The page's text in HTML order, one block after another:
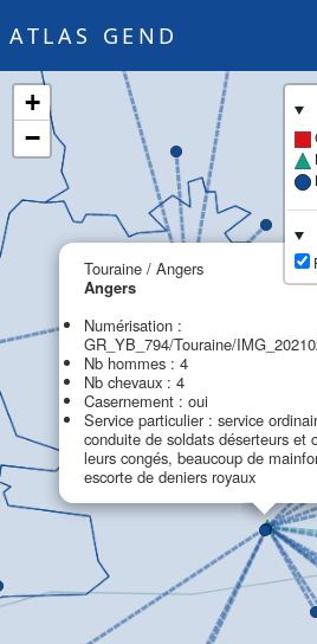
ATLAS GEND
Touraine / Angers
Angers
Numérisation :
GR_YB_794/Touraine/
Nb hommes : 4
Nb chevaux : 4
Casernement : oui
Service particulier : service
conduite de soldats déserteurs et
leurs congés, beaucoup de
escorte de deniers royaux
+
−